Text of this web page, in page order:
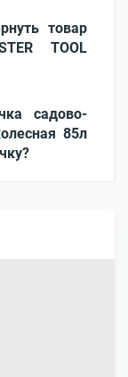
товар
TOOL
садово-
85л